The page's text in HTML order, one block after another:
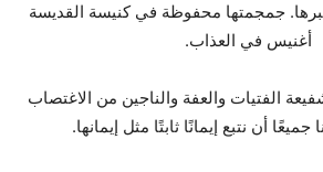
جمجمتها محفوظة في كنيسة القديسة
أغنيس في العذاب.
الفتيات والعفة والناجين من الاغتصاب
جميعًا أن نتبع إيمانًا ثابتًا مثل إيمانها.